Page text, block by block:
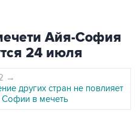
Айя-София
24 июля
→
других стран не повлияет
в мечеть